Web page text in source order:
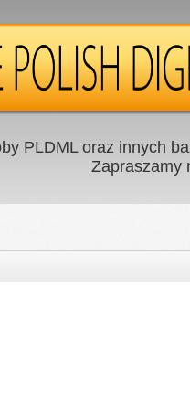
PLDML oraz innych
Zapraszamy